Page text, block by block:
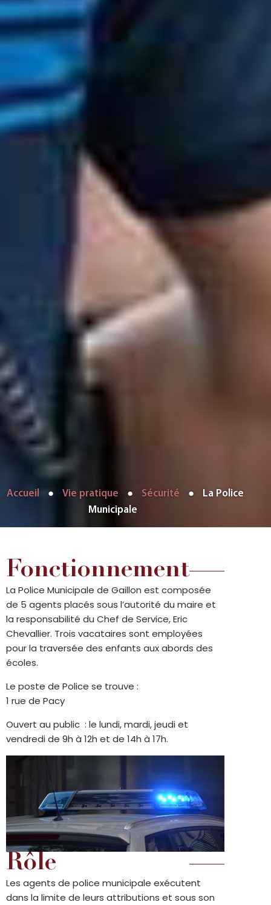
Accueil ● Vie pratique ● Sécurité ●
La Police
Municipale
Fonctionnement
La Police Municipale de Gaillon est composée
de 5 agents placés sous l’autorité du maire et
la responsabilité du Chef de Service, Eric
Chevallier. Trois vacataires sont employées
pour la traversée des enfants aux abords des
écoles.
Le poste de Police se trouve :
1 rue de Pacy
Ouvert au public : le lundi, mardi, jeudi et
vendredi de 9h à 12h et de 14h à 17h.
Rôle
Les agents de police municipale exécutent
dans la limite de leurs attributions et sous son